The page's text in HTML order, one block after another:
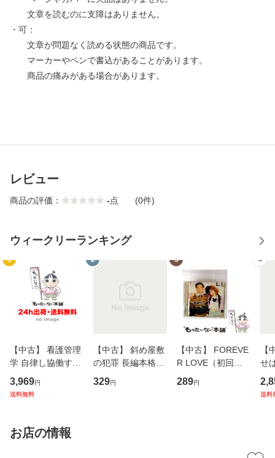
文章を読むのに支障はありません。
・可：
文章が問題なく読める状態の商品です。
マーカーやペンで書込があることがあります。
商品の痛みがある場合があります。
レビュー
商品の評価： -点 (0件)
ウィークリーランキング
1
【中古】 看護管理
学 自律し協働する
専門職の看護マネ
ジメントスキル 改
恵 藤本幸三 / 南江
堂 [単行
3,969円
送料無料
2
【中古】 斜め屋敷
の犯罪 長編本格推
理小説 (光文社文
庫) / 島田荘司 / 光
329円
3
【中古】 FOREVE
R LOVE（初回生
産限定盤） / 清水
翔太×加藤ミリヤ /
289円
4
【
せ
タ
送料
お店の情報